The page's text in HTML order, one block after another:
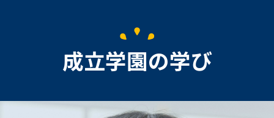
成立学園の学び